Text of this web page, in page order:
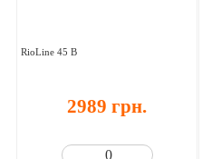
RioLine 45 В
2989 грн.